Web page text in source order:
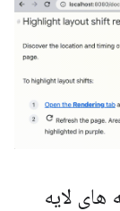
های لایه